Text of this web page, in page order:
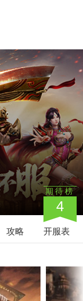
期待榜
4
攻略 开服表